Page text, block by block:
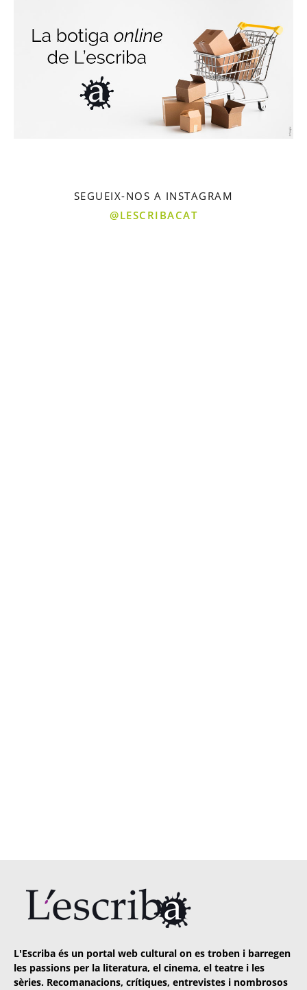
SEGUEIX-NOS A INSTAGRAM
@LESCRIBACAT
L'Escriba és un portal web cultural on es troben i barregen
les passions per la literatura, el cinema, el teatre i les
sèries. Recomanacions, crítiques, entrevistes i nombrosos